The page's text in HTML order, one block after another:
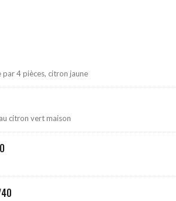
4 pièces, citron jaune
citron vert maison
40